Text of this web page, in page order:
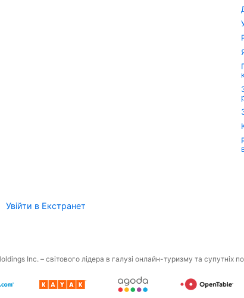
Увійти в Екстранет
Inc. – світового лідера в галузі онлайн-туризму та супутніх